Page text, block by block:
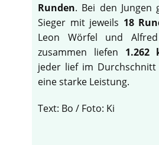
Runden. Bei den Jungen
Sieger mit jeweils 18
Leon Wörfel und
zusammen liefen 1.262
jeder lief im
eine starke Leistung.
Text: Bo / Foto: Ki